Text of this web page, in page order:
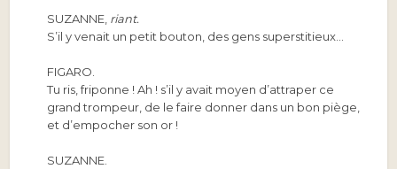
SUZANNE, riant.
S’il y venait un petit bouton, des gens superstitieux…
FIGARO.
Tu ris, friponne ! Ah ! s’il y avait moyen d’attraper ce
grand trompeur, de le faire donner dans un bon piège,
et d’empocher son or !
SUZANNE.